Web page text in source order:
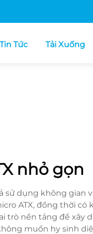
Tin Tức Tải Xuống
nhỏ gọn
sử dụng không gian
ATX, đồng thời
trò nền tảng để
muốn hy sinh